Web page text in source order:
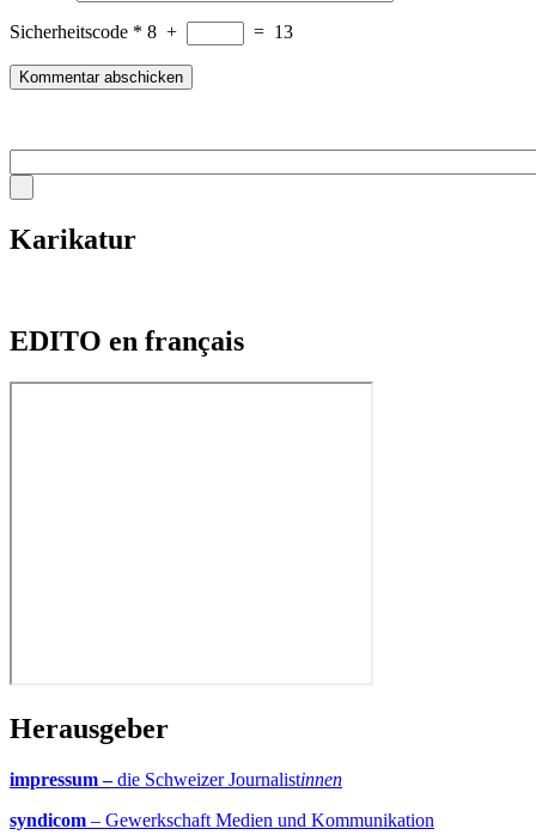
Sicherheitscode * 8 + = 13
Karikatur
EDITO en français
Herausgeber
impressum –die Schweizer Journalistinnen
syndicom – Gewerkschaft Medien und Kommunikation